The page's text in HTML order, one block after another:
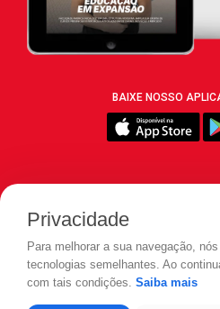
BAIXE NOSSO
Privacidade
Para melhorar a sua navegação,
tecnologias semelhantes. Ao
com tais condições. Saiba mais